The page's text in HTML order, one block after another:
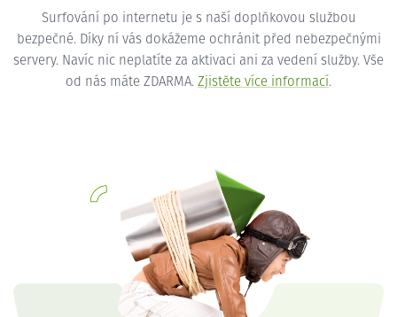
Surfování po internetu je s naší doplňkovou službou
bezpečné. Díky ní vás dokážeme ochránit před nebezpečnými
servery. Navíc nic neplatíte za aktivaci ani za vedení služby. Vše
od nás máte ZDARMA. Zjistěte více informací.